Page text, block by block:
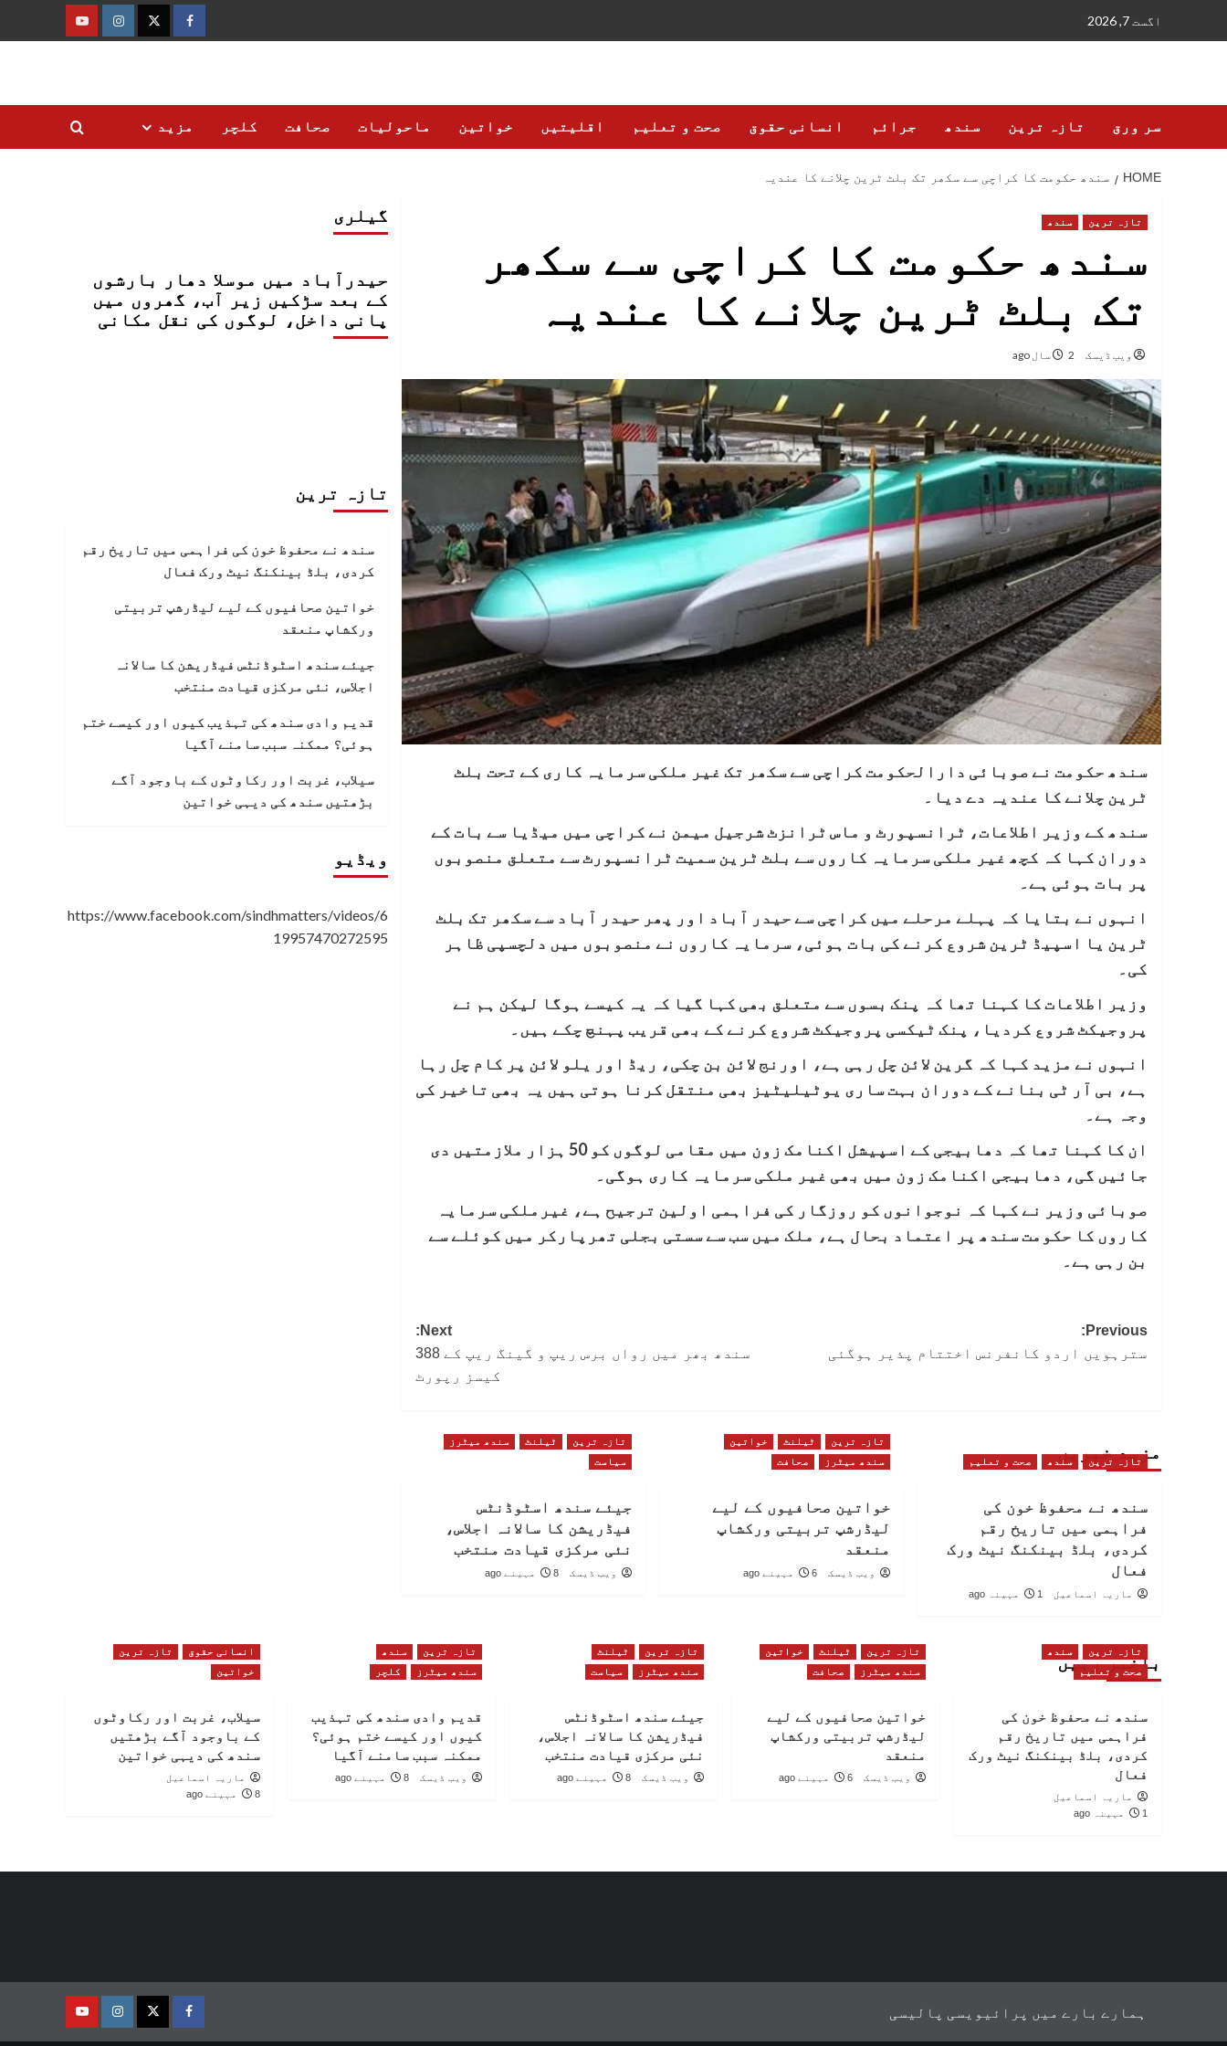
اگست 7, 2026
فیس
ٹوئٹرانسٹاگرام
یوٹیوب
سر ورق تازہ ترین سندھ جرائم انسانی حقوق صحت و تعلیم اقلیتیں خواتین ماحولیات صحافت کلچر مزید
HOME سندھ حکومت کا کراچی سے سکھر تک بلٹ ٹرین چلانے کا عندیہ
تازہ ترین سندھ
سندھ حکومت کا کراچی سے سکھر
تک بلٹ ٹرین چلانے کا عندیہ
ویب ڈیسک 2 سال ago
سندھ حکومت نے صوبائی دارالحکومت کراچی سے سکھر تک غیر ملکی سرمایہ کاری کے تحت بلٹ
ٹرین چلانے کا عندیہ دے دیا۔
سندھ کے وزیر اطلاعات، ٹرانسپورٹ و ماس ٹرانزٹ شرجیل میمن نے کراچی میں میڈیا سے بات کے
دوران کہا کہ کچھ غیر ملکی سرمایہ کاروں سے بلٹ ٹرین سمیت ٹرانسپورٹ سے متعلق منصوبوں
پر بات ہوئی ہے۔
انہوں نے بتایا کہ پہلے مرحلے میں کراچی سے حیدر آباد اور پھر حیدر آباد سے سکھر تک بلٹ
ٹرین یا اسپیڈ ٹرین شروع کرنے کی بات ہوئی، سرمایہ کاروں نے منصوبوں میں دلچسپی ظاہر
کی۔
وزیر اطلاعات کا کہنا تھا کہ پنک بسوں سے متعلق بھی کہا گیا کہ یہ کیسے ہوگا لیکن ہم نے
پروجیکٹ شروع کردیا، پنک ٹیکسی پروجیکٹ شروع کرنے کے بھی قریب پہنچ چکے ہیں۔
انہوں نے مزید کہا کہ گرین لائن چل رہی ہے، اورنج لائن بن چکی، ریڈ اور یلو لائن پر کام چل رہا
ہے، بی آر ٹی بنانے کے دوران بہت ساری یوٹیلیٹیز بھی منتقل کرنا ہوتی ہیں یہ بھی تاخیر کی
وجہ ہے۔
ان کا کہنا تھا کہ دھابیجی کے اسپیشل اکنامک زون میں مقامی لوگوں کو 50 ہزار ملازمتیں دی
جائیں گی، دھابیجی اکنامک زون میں بھی غیر ملکی سرمایہ کاری ہوگی۔
صوبائی وزیر نے کہا کہ نوجوانوں کو روزگار کی فراہمی اولین ترجیح ہے، غیرملکی سرمایہ
کاروں کا حکومت سندھ پر اعتماد بحال ہے، ملک میں سب سے سستی بجلی تھرپارکر میں کوئلے سے
بن رہی ہے۔
Post
navigation
Previous:
سترہویں اردو کانفرنس اختتام پذیر ہوگئی
Next:
سندھ بھر میں رواں برس ریپ و گینگ ریپ کے 388
کیسز رپورٹ
مزید خبریں
تازہ ترین سندھ صحت و تعلیم
سندھ نے محفوظ خون کی
فراہمی میں تاریخ رقم
کردی، بلڈ بینکنگ نیٹ ورک
فعال
ماریہ اسماعیل 1 مہینہ ago
تازہ ترین ٹیلنٹ
خواتین
سندھ میٹرز
صحافت
خواتین صحافیوں کے لیے
لیڈرشپ تربیتی ورکشاپ
منعقد
ویب ڈیسک 6 مہینے ago
تازہ ترین ٹیلنٹ
سندھ میٹرز
سیاست
جیئے سندھ اسٹوڈنٹس
فیڈریشن کا سالانہ اجلاس،
نئی مرکزی قیادت منتخب
ویب ڈیسک 8 مہینے ago
گیلری
حیدرآباد میں موسلا دھار بارشوں
کے بعد سڑکیں زیر آب، گھروں میں
پانی داخل، لوگوں کی نقل مکانی
تازہ ترین
سندھ نے محفوظ خون کی فراہمی میں تاریخ رقم
کردی، بلڈ بینکنگ نیٹ ورک فعال
خواتین صحافیوں کے لیے لیڈرشپ تربیتی
ورکشاپ منعقد
جیئے سندھ اسٹوڈنٹس فیڈریشن کا سالانہ
اجلاس، نئی مرکزی قیادت منتخب
قدیم وادی سندھ کی تہذیب کیوں اور کیسے ختم
ہوئی؟ ممکنہ سبب سامنے آگیا
سیلاب، غربت اور رکاوٹوں کے باوجود آگے
بڑھتیں سندھ کی دیہی خواتین
ویڈیو
https://www.facebook.com/sindhmatters/videos/6
19957470272595
باخبر رہیں
تازہ ترین
سندھ
صحت و تعلیم
سندھ نے محفوظ خون کی
فراہمی میں تاریخ رقم
کردی، بلڈ بینکنگ نیٹ ورک
فعال
ماریہ اسماعیل
1 مہینہ ago
تازہ ترین ٹیلنٹ
خواتین
سندھ میٹرز
صحافت
خواتین صحافیوں کے لیے
لیڈرشپ تربیتی ورکشاپ
منعقد
ویب ڈیسک 6 مہینے ago
تازہ ترین
ٹیلنٹ
سندھ میٹرز
سیاست
جیئے سندھ اسٹوڈنٹس
فیڈریشن کا سالانہ اجلاس،
نئی مرکزی قیادت منتخب
ویب ڈیسک 8 مہینے ago
تازہ ترین
سندھ
سندھ میٹرز
کلچر
قدیم وادی سندھ کی تہذیب
کیوں اور کیسے ختم ہوئی؟
ممکنہ سبب سامنے آگیا
ویب ڈیسک 8 مہینے ago
انسانی حقوق
تازہ ترین
خواتین
سیلاب، غربت اور رکاوٹوں
کے باوجود آگے بڑھتیں
سندھ کی دیہی خواتین
ماریہ اسماعیل
8 مہینے ago
ہمارے بارے میں پرائیویسی پالیسی
فیس
بک
ٹوئٹرانسٹاگرام
یوٹیوب